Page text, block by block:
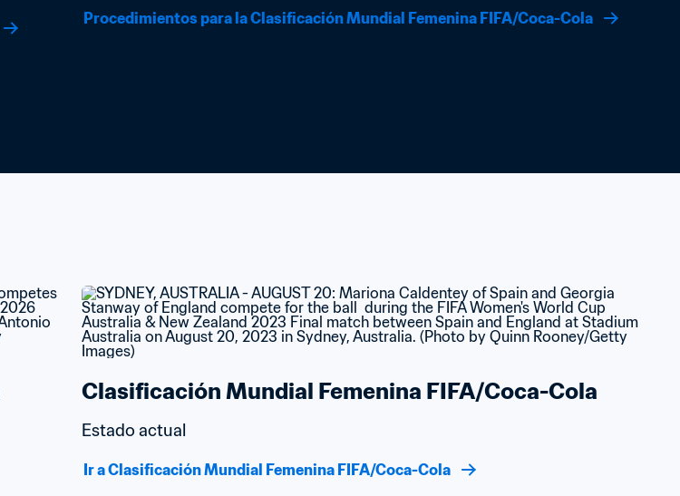
Procedimientos para la Clasificación Mundial Femenina FIFA/Coca-Cola
Clasificación Mundial Femenina FIFA/Coca-Cola
Estado actual
Ir a Clasificación Mundial Femenina FIFA/Coca-Cola